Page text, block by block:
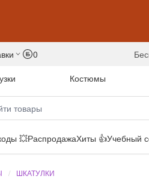
0
Костюмы
💥РаспродажаХиты 👍Учебный
ШКАТУЛКИ